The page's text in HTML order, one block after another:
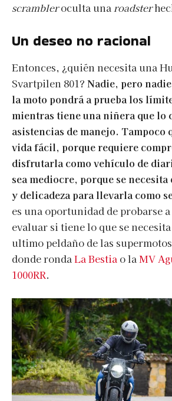
scrambleroculta unaroadster
Un deseo no racional
Entonces, ¿quién necesita una
Svartpilen 801? Nadie, pero
la moto pondrá a prueba los
mientras tiene una niñera que lo
asistencias de manejo. Tampoco
vida fácil, porque requiere
disfrutarla como vehículo de
sea mediocre, porque se
y delicadeza para llevarla como
es una oportunidad de probarse
evaluar si tiene lo que se
ultimo peldaño de las
donde rondaLa Bestia o laMV
1000RR.